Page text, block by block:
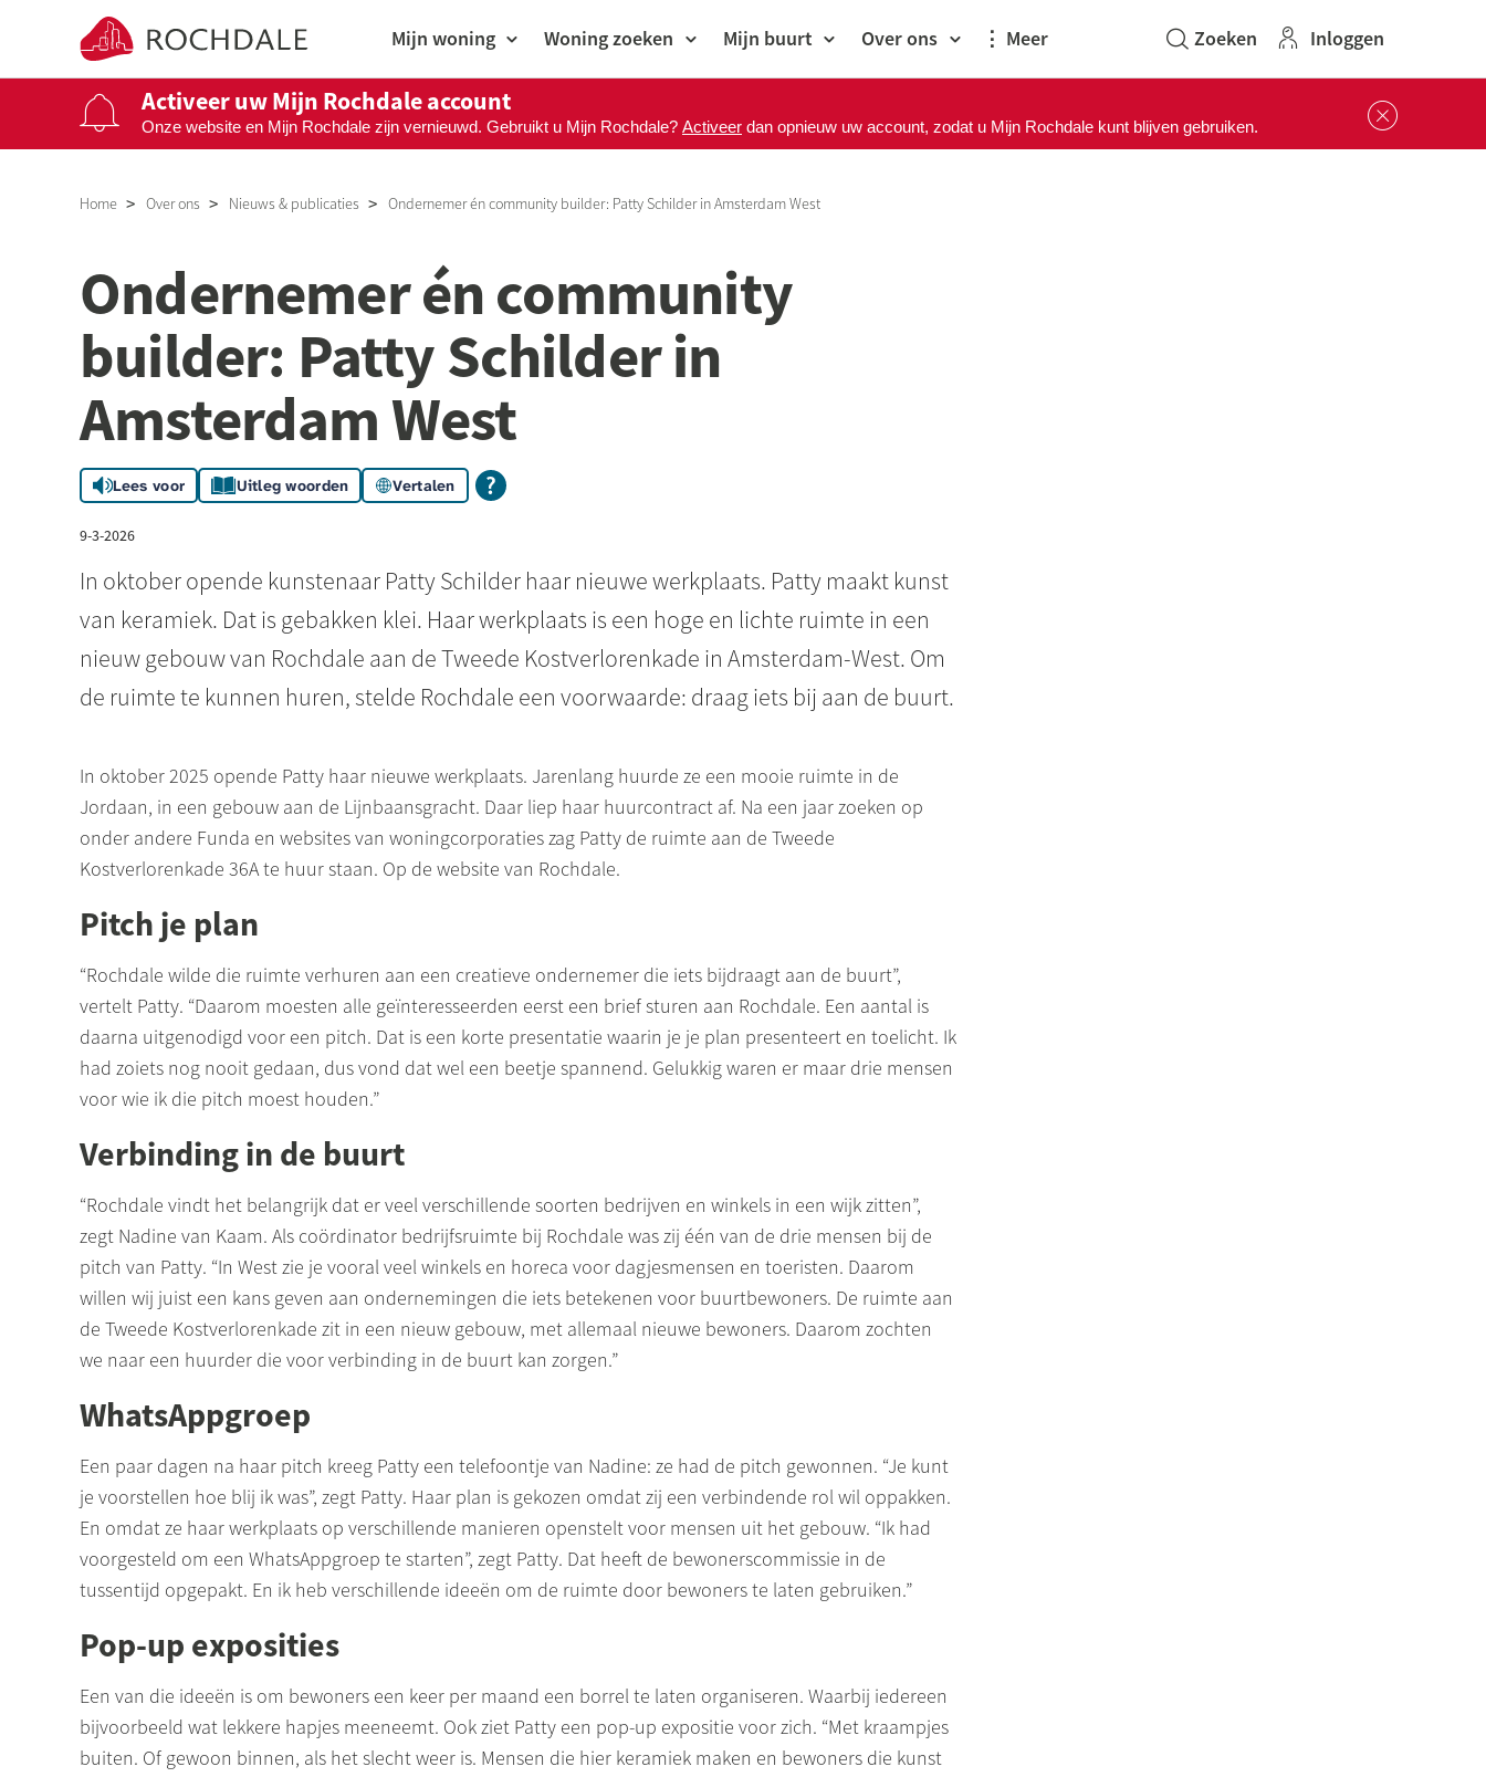
Naar de homepage Mijn woning Woning zoeken Mijn buurt Over ons Meer Inloggen
Activeer uw Mijn Rochdale account
Onze website en Mijn Rochdale zijn vernieuwd. Gebruikt u Mijn Rochdale? Activeer dan opnieuw uw account, zodat u Mijn Rochdale kunt blijven gebruiken.
Home Over ons Nieuws & publicaties Ondernemer én community builder: Patty Schilder in Amsterdam West
Ondernemer én community
builder: Patty Schilder in
Amsterdam West
Lees voor Uitleg woorden Vertalen
9-3-2026
In oktober opende kunstenaar Patty Schilder haar nieuwe werkplaats. Patty maakt kunst
van keramiek. Dat is gebakken klei. Haar werkplaats is een hoge en lichte ruimte in een
nieuw gebouw van Rochdale aan de Tweede Kostverlorenkade in Amsterdam-West. Om
de ruimte te kunnen huren, stelde Rochdale een voorwaarde: draag iets bij aan de buurt.
In oktober 2025 opende Patty haar nieuwe werkplaats. Jarenlang huurde ze een mooie ruimte in de
Jordaan, in een gebouw aan de Lijnbaansgracht. Daar liep haar huurcontract af. Na een jaar zoeken op
onder andere Funda en websites van woningcorporaties zag Patty de ruimte aan de Tweede
Kostverlorenkade 36A te huur staan. Op de website van Rochdale.
Pitch je plan
“Rochdale wilde die ruimte verhuren aan een creatieve ondernemer die iets bijdraagt aan de buurt”,
vertelt Patty. “Daarom moesten alle geïnteresseerden eerst een brief sturen aan Rochdale. Een aantal is
daarna uitgenodigd voor een pitch. Dat is een korte presentatie waarin je je plan presenteert en toelicht. Ik
had zoiets nog nooit gedaan, dus vond dat wel een beetje spannend. Gelukkig waren er maar drie mensen
voor wie ik die pitch moest houden.”
Verbinding in de buurt
“Rochdale vindt het belangrijk dat er veel verschillende soorten bedrijven en winkels in een wijk zitten”,
zegt Nadine van Kaam. Als coördinator bedrijfsruimte bij Rochdale was zij één van de drie mensen bij de
pitch van Patty. “In West zie je vooral veel winkels en horeca voor dagjesmensen en toeristen. Daarom
willen wij juist een kans geven aan ondernemingen die iets betekenen voor buurtbewoners. De ruimte aan
de Tweede Kostverlorenkade zit in een nieuw gebouw, met allemaal nieuwe bewoners. Daarom zochten
we naar een huurder die voor verbinding in de buurt kan zorgen.”
WhatsAppgroep
Een paar dagen na haar pitch kreeg Patty een telefoontje van Nadine: ze had de pitch gewonnen. “Je kunt
je voorstellen hoe blij ik was”, zegt Patty. Haar plan is gekozen omdat zij een verbindende rol wil oppakken.
En omdat ze haar werkplaats op verschillende manieren openstelt voor mensen uit het gebouw. “Ik had
voorgesteld om een WhatsAppgroep te starten”, zegt Patty. Dat heeft de bewonerscommissie in de
tussentijd opgepakt. En ik heb verschillende ideeën om de ruimte door bewoners te laten gebruiken.”
Pop-up exposities
Een van die ideeën is om bewoners een keer per maand een borrel te laten organiseren. Waarbij iedereen
bijvoorbeeld wat lekkere hapjes meeneemt. Ook ziet Patty een pop-up expositie voor zich. “Met kraampjes
buiten. Of gewoon binnen, als het slecht weer is. Mensen die hier keramiek maken en bewoners die kunst